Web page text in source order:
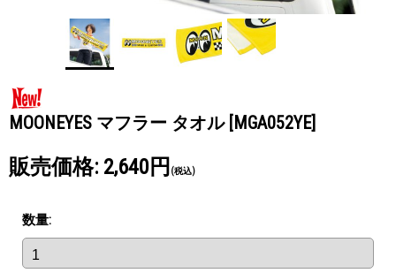
MOONEYES マフラー タオル [MGA052YE]
販売価格: 2,640円 (税込)
数量: